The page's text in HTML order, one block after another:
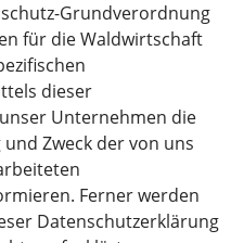
Grundverordnung
für die Waldwirtschaft
dieser
Unternehmen die
Zweck der von uns
Ferner werden
Datenschutzerklärung